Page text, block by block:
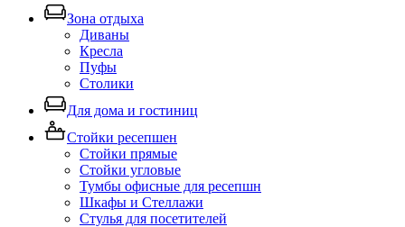
Зона отдыха
Диваны
Кресла
Пуфы
Столики
Для дома и гостиниц
Стойки ресепшен
Стойки прямые
Стойки угловые
Тумбы офисные для ресепшн
Шкафы и Стеллажи
Стулья для посетителей